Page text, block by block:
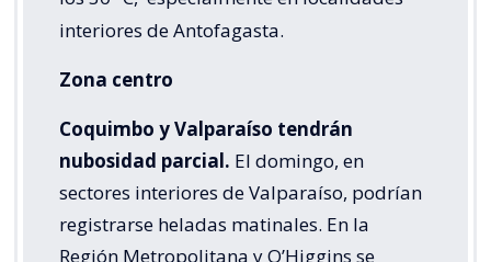
interiores de Antofagasta.
Zona centro
Coquimbo y Valparaíso tendrán
nubosidad parcial. El domingo, en
sectores interiores de Valparaíso, podrían
registrarse heladas matinales. En la
Región Metropolitana y O’Higgins se